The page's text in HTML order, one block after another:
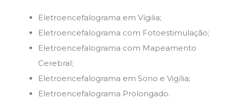
Eletroencefalograma em Vígilia;
Eletroencefalograma com Fotoestimulação;
Eletroencefalograma com Mapeamento
Cerebral;
Eletroencefalograma em Sono e Vigília;
Eletroencefalograma Prolongado.